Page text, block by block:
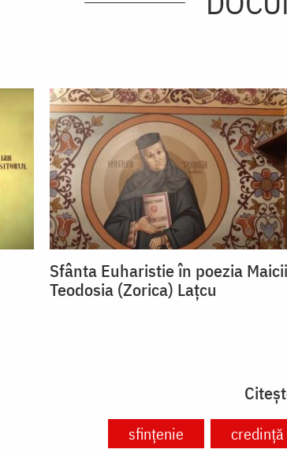
Sfânta Euharistie în poezia Maicii
Teodosia (Zorica) Lațcu
sfințenie credință